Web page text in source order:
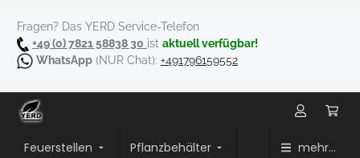
Fragen? Das YERD Service-Telefon
+49 (0) 7821 58838 30 ist aktuell verfügbar!
WhatsApp (NUR Chat): +491796159552
Feuerstellen Pflanzbehälter mehr...